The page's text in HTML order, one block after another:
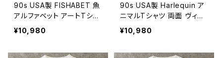
90s USA製 FISHABET 魚
アルファベット アートTシャ
ツ ヴィンテージ シングルス
テッチ 古着 アニマル 動物
¥10,980
90s USA製 Harlequin ア
ニマルTシャツ 両面 ヴィン
テージ アート シングルステ
ッチ シマウマ ゴリラ サイ
¥10,980